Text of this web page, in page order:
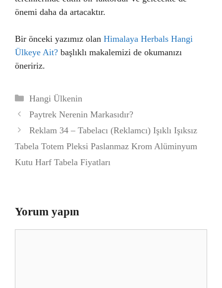
önemi daha da artacaktır.
Bir önceki yazımız olan Himalaya Herbals Hangi
Ülkeye Ait? başlıklı makalemizi de okumanızı
öneririz.
Kategoriler
Hangi Ülkenin
Paytrek Nerenin Markasıdır?
Reklam 34 – Tabelacı (Reklamcı) Işıklı Işıksız
Tabela Totem Pleksi Paslanmaz Krom Alüminyum
Kutu Harf Tabela Fiyatları
Yorum yapın